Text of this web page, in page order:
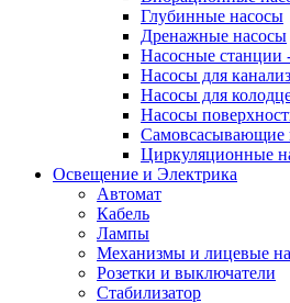
Глубинные насосы
Дренажные насосы
Насосные станции
Насосы для
Насосы для
Насосы
Самовсасывающие
Циркуляционные
Освещение и Электрика
Автомат
Кабель
Лампы
Механизмы и лицевые
Розетки и выключатели
Стабилизатор